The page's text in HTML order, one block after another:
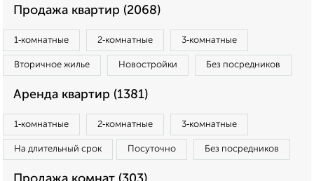
Продажа квартир (2068)
1‑комнатные 2‑комнатные 3‑комнатные
Вторичное жилье Новостройки Без посредников
Аренда квартир (1381)
1‑комнатные 2‑комнатные 3‑комнатные
На длительный срок Посуточно Без посредников